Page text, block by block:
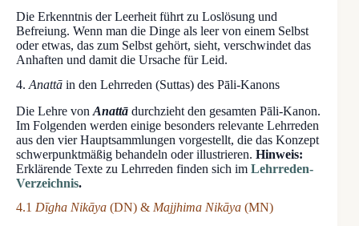
Die Erkenntnis der Leerheit führt zu Loslösung und
Befreiung. Wenn man die Dinge als leer von einem Selbst
oder etwas, das zum Selbst gehört, sieht, verschwindet das
Anhaften und damit die Ursache für Leid.
4. Anattā in den Lehrreden (Suttas) des Pāli-Kanons
Die Lehre von Anattā durchzieht den gesamten Pāli-Kanon.
Im Folgenden werden einige besonders relevante Lehrreden
aus den vier Hauptsammlungen vorgestellt, die das Konzept
schwerpunktmäßig behandeln oder illustrieren. Hinweis:
Erklärende Texte zu Lehrreden finden sich im Lehrreden-
Verzeichnis.
4.1 Dīgha Nikāya (DN) & Majjhima Nikāya (MN)